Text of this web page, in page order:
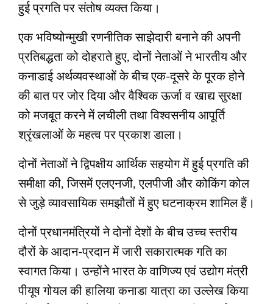
हुई प्रगति पर संतोष व्यक्त किया।
एक भविष्योन्मुखी रणनीतिक साझेदारी बनाने की अपनी
प्रतिबद्धता को दोहराते हुए, दोनों नेताओं ने भारतीय और
कनाडाई अर्थव्यवस्थाओं के बीच एक-दूसरे के पूरक होने
की बात पर जोर दिया और वैश्विक ऊर्जा व खाद्य सुरक्षा
को मजबूत करने में लचीली तथा विश्वसनीय आपूर्ति
श्रृंखलाओं के महत्व पर प्रकाश डाला।
दोनों नेताओं ने द्विपक्षीय आर्थिक सहयोग में हुई प्रगति की
समीक्षा की, जिसमें एलएनजी, एलपीजी और कोकिंग कोल
से जुड़े व्यावसायिक समझौतों में हुए घटनाक्रम शामिल हैं।
दोनों प्रधानमंत्रियों ने दोनों देशों के बीच उच्च स्तरीय
दौरों के आदान-प्रदान में जारी सकारात्मक गति का
स्वागत किया। उन्होंने भारत के वाणिज्य एवं उद्योग मंत्री
पीयूष गोयल की हालिया कनाडा यात्रा का उल्लेख किया